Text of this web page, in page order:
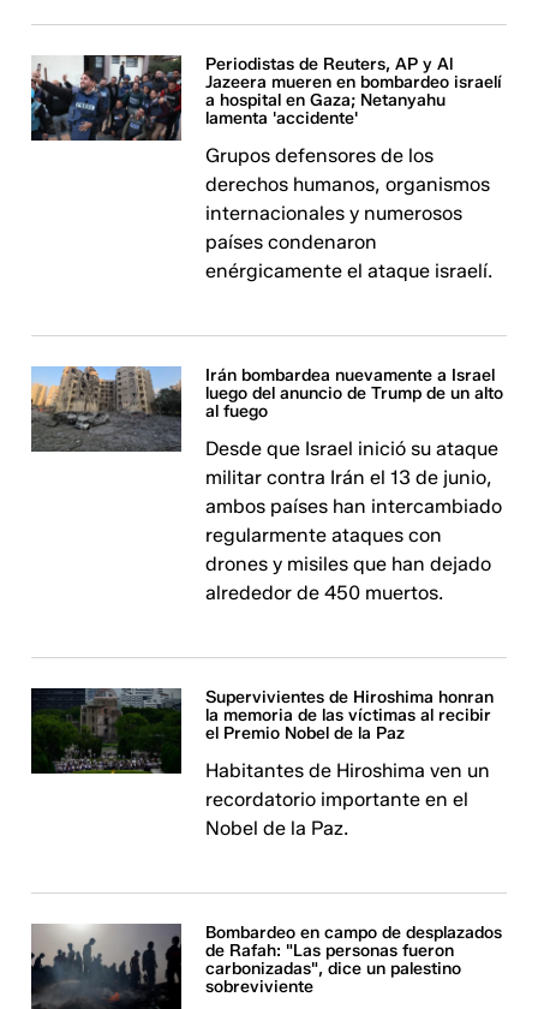
Periodistas de Reuters, AP y Al
Jazeera mueren en bombardeo israelí
a hospital en Gaza; Netanyahu
lamenta 'accidente'
Grupos defensores de los
derechos humanos, organismos
internacionales y numerosos
países condenaron
enérgicamente el ataque israelí.
Irán bombardea nuevamente a Israel
luego del anuncio de Trump de un alto
al fuego
Desde que Israel inició su ataque
militar contra Irán el 13 de junio,
ambos países han intercambiado
regularmente ataques con
drones y misiles que han dejado
alrededor de 450 muertos.
Supervivientes de Hiroshima honran
la memoria de las víctimas al recibir
el Premio Nobel de la Paz
Habitantes de Hiroshima ven un
recordatorio importante en el
Nobel de la Paz.
Bombardeo en campo de desplazados
de Rafah: "Las personas fueron
carbonizadas", dice un palestino
sobreviviente